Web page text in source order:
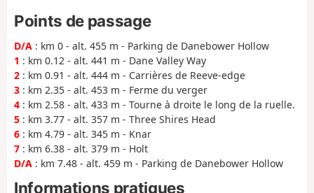
Points de passage
D/A : km 0 - alt. 455 m - Parking de Danebower Hollow
1 : km 0.12 - alt. 441 m - Dane Valley Way
2 : km 0.91 - alt. 444 m - Carrières de Reeve-edge
3 : km 2.35 - alt. 453 m - Ferme du verger
4 : km 2.58 - alt. 433 m - Tourne à droite le long de la ruelle.
5 : km 3.77 - alt. 357 m - Three Shires Head
6 : km 4.79 - alt. 345 m - Knar
7 : km 6.38 - alt. 379 m - Holt
D/A : km 7.48 - alt. 459 m - Parking de Danebower Hollow
Informations pratiques